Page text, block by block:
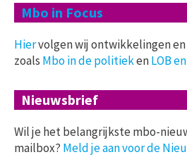
Mbo in Focus
Hiervolgen wij ontwikkelingen
zoals Mbo in de politiekenLOB
Nieuwsbrief
Wil je het belangrijkste mbo-
mailbox? Meld je aan voor de